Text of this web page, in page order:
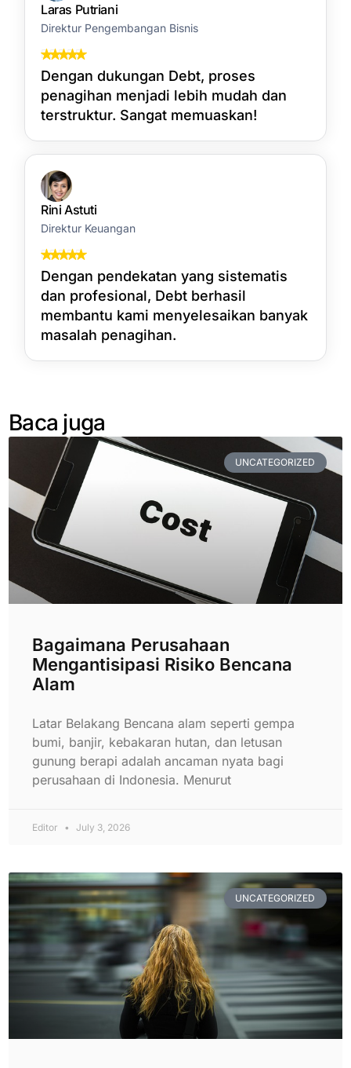
Laras Putriani
Direktur Pengembangan Bisnis
Dengan dukungan Debt, proses
penagihan menjadi lebih mudah dan
terstruktur. Sangat memuaskan!
Rini Astuti
Direktur Keuangan
Dengan pendekatan yang sistematis
dan profesional, Debt berhasil
membantu kami menyelesaikan banyak
masalah penagihan.
Baca juga
UNCATEGORIZED
Bagaimana Perusahaan
Mengantisipasi Risiko Bencana
Alam
Latar Belakang Bencana alam seperti gempa
bumi, banjir, kebakaran hutan, dan letusan
gunung berapi adalah ancaman nyata bagi
perusahaan di Indonesia. Menurut
Editor July 3, 2026
UNCATEGORIZED